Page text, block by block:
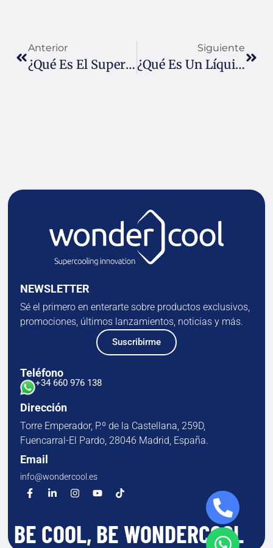
Anterior
¿Qué Es El Superenfriamiento?
Siguiente
¿Qué Es Un Líquido Superenfriado?
Teléfono
+34 660 976 138
Dirección
Torre Emperador, P.º de la Castellana, 259D,
Fuencarral-El Pardo, 28046 Madrid, España.
Email
info@wondercool.es
NEWSLETTER
Sé el primero en enterarte sobre productos exclusivos,
promociones, últimos lanzamientos, noticias y más.
Suscribirme
BE COOL, BE WONDERCOOL